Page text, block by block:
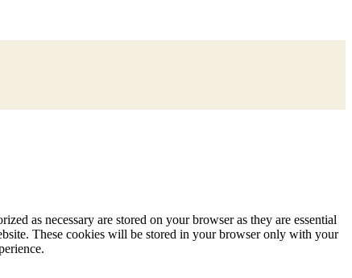
as necessary are stored on your browser as they are essential
These cookies will be stored in your browser only with your